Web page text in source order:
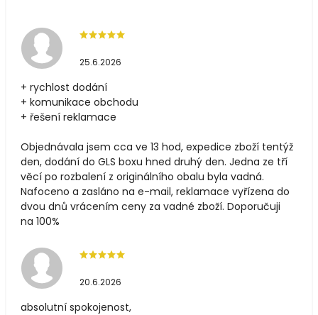
25.6.2026
+ rychlost dodání
+ komunikace obchodu
+ řešení reklamace
Objednávala jsem cca ve 13 hod, expedice zboží tentýž
den, dodání do GLS boxu hned druhý den. Jedna ze tří
věcí po rozbalení z originálního obalu byla vadná.
Nafoceno a zasláno na e-mail, reklamace vyřízena do
dvou dnů vrácením ceny za vadné zboží. Doporučuji
na 100%
20.6.2026
absolutní spokojenost,